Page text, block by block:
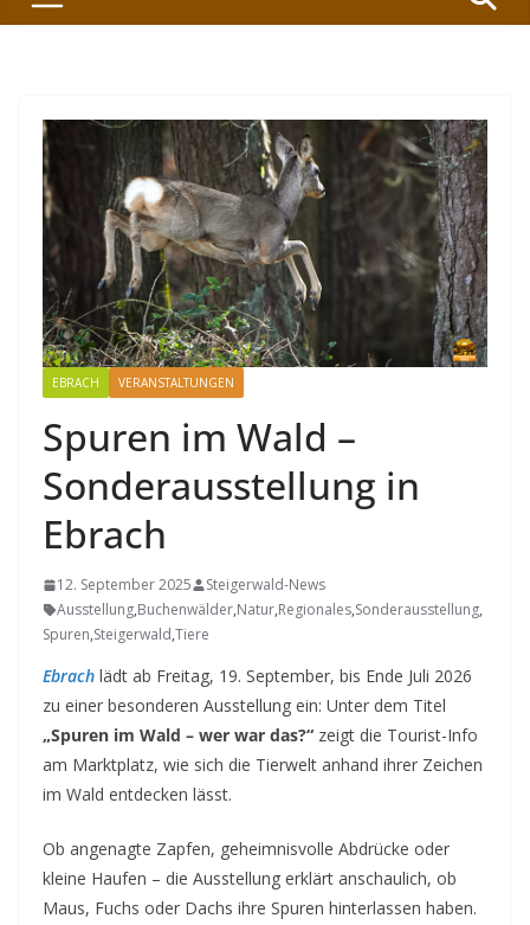
EBRACH VERANSTALTUNGEN
Spuren im Wald –
Sonderausstellung in
Ebrach
12. September 2025
Steigerwald-News
Ausstellung,Buchenwälder,Natur,Regionales,Sonderausstellung,
Spuren,Steigerwald,Tiere
Ebrach lädt ab Freitag, 19. September, bis Ende Juli 2026
zu einer besonderen Ausstellung ein: Unter dem Titel
„Spuren im Wald – wer war das?“ zeigt die Tourist-Info
am Marktplatz, wie sich die Tierwelt anhand ihrer Zeichen
im Wald entdecken lässt.
Ob angenagte Zapfen, geheimnisvolle Abdrücke oder
kleine Haufen – die Ausstellung erklärt anschaulich, ob
Maus, Fuchs oder Dachs ihre Spuren hinterlassen haben.